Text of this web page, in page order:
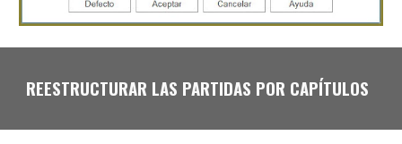
REESTRUCTURAR LAS PARTIDAS POR CAPÍTULOS